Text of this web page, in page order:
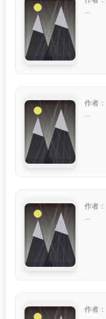
作者：
作者：
作者：